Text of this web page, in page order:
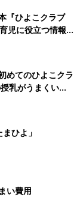
もやめた
波さんも、長
ついてしまい、
り返していた
大切。今回は
なポイントを
？
型コロナウイル
などにも、赤ち
眠にも影響が出
み３つと、それ
『ひよこクラブ
児に役立つ情報が
めてのひよこクラ
乳がうまくい
トラブル 解決テ
ひよ」
い費用